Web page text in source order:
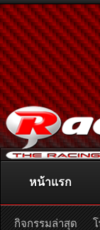
ติดต่อลงโฆษณา
หรือ
หน้าแรก
กิจกรรมล่าสุด